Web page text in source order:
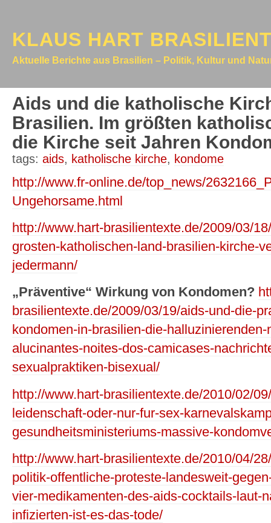
KLAUS HART
Aktuelle Berichte aus Brasilien – Politik, Kultur und
Aids und die katholische
Brasilien. Im größten
die Kirche seit Jahren
tags: aids, katholische kirche, kondome
http://www.fr-online.de/top_news/
Ungehorsame.html
http://www.hart-brasilientexte.de/2009/03/
grosten-katholischen-land-brasilien-kirche-
jedermann/
„Präventive“ Wirkung von Kondomen?
brasilientexte.de/2009/03/19/aids-und-die-
kondomen-in-brasilien-die-
alucinantes-noites-dos-camicases-
sexualpraktiken-bisexual/
http://www.hart-brasilientexte.de/2010/02/
leidenschaft-oder-nur-fur-sex-
gesundheitsministeriums-massive-
http://www.hart-brasilientexte.de/2010/04/
politik-offentliche-proteste-landesweit-
vier-medikamenten-des-aids-cocktails-laut-
infizierten-ist-es-das-tode/